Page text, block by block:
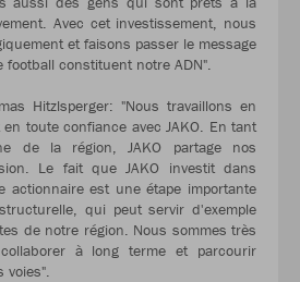
Avec cet investissement, nous
et faisons passer le message
constituent notre ADN".
Hitzlsperger: "Nous travaillons en
toute confiance avec JAKO. En tant
de la région, JAKO partage nos
Le fait que JAKO investit dans
actionnaire est une étape importante
qui peut servir d'exemple
de notre région. Nous sommes très
à long terme et parcourir